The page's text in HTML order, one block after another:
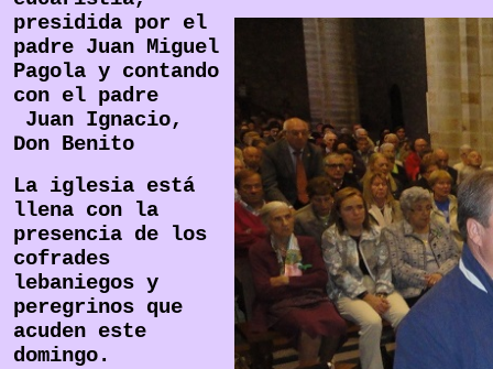
presidida por el
padre Juan Miguel
Pagola y contando
con el padre
Juan Ignacio,
Don Benito
La iglesia está
llena con la
presencia de los
cofrades
lebaniegos y
peregrinos que
acuden este
domingo.